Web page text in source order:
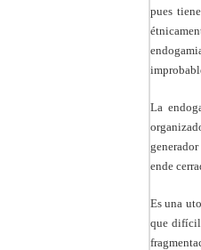
pues
La
ende
Es una
que